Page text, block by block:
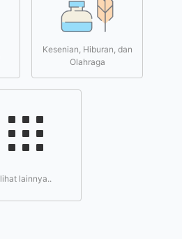
Kesenian, Hiburan, dan
Olahraga
lihat lainnya..